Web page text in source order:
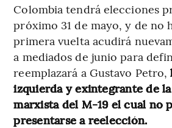
Colombia tendrá elecciones
próximo 31 de mayo, y de no
primera vuelta acudirá
a mediados de junio para
reemplazará a Gustavo Petro,
izquierda y exintegrante de
marxista del M-19 el cual no
presentarse a reelección.